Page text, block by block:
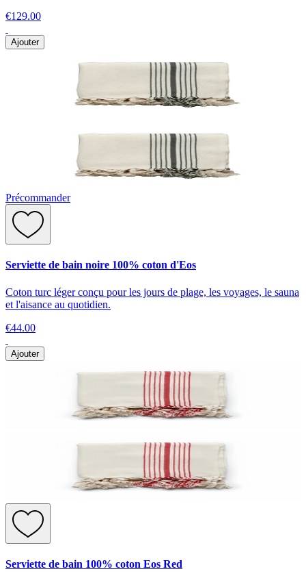
€129.00
Ajouter
Précommander
Serviette de bain noire 100% coton d'Eos
Coton turc léger conçu pour les jours de plage, les voyages, le sauna
et l'aisance au quotidien.
€44.00
Ajouter
Serviette de bain 100% coton Eos Red